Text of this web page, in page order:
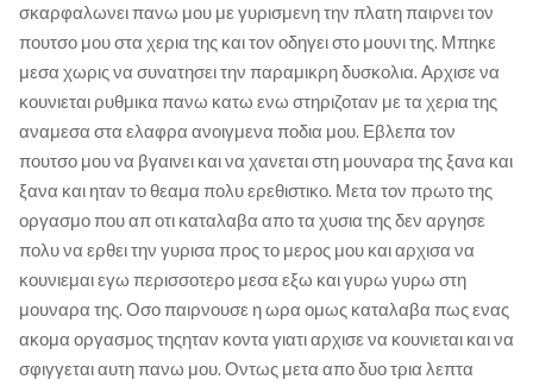
σκαρφαλωνει πανω μου με γυρισμενη την πλατη παιρνει τον
πουτσο μου στα χερια της και τον οδηγει στο μουνι της. Μπηκε
μεσα χωρις να συνατησει την παραμικρη δυσκολια. Αρχισε να
κουνιεται ρυθμικα πανω κατω ενω στηριζοταν με τα χερια της
αναμεσα στα ελαφρα ανοιγμενα ποδια μου. Εβλεπα τον
πουτσο μου να βγαινει και να χανεται στη μουναρα της ξανα και
ξανα και ηταν το θεαμα πολυ ερεθιστικο. Μετα τον πρωτο της
οργασμο που απ οτι καταλαβα απο τα χυσια της δεν αργησε
πολυ να ερθει την γυρισα προς το μερος μου και αρχισα να
κουνιεμαι εγω περισσοτερο μεσα εξω και γυρω γυρω στη
μουναρα της. Οσο παιρνουσε η ωρα ομως καταλαβα πως ενας
ακομα οργασμος τηςηταν κοντα γιατι αρχισε να κουνιεται και να
σφιγγεται αυτη πανω μου. Οντως μετα απο δυο τρια λεπτα